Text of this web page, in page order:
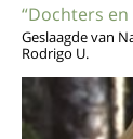
“Dochters
Geslaagde van
Rodrigo U.